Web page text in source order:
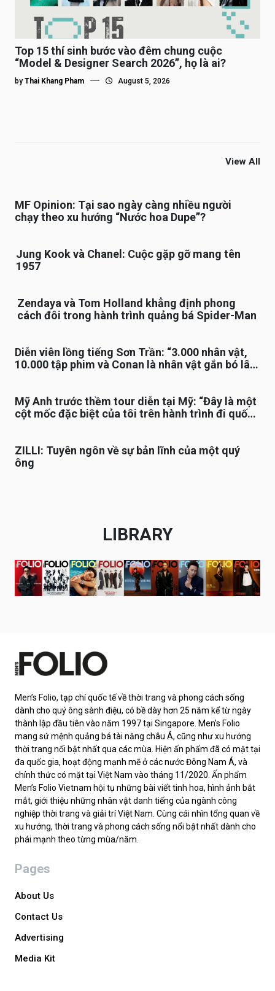
Top 15 thí sinh bước vào đêm chung cuộc
“Model & Designer Search 2026”, họ là ai?
by Thai Khang Pham August 5, 2026
View All
MF Opinion: Tại sao ngày càng nhiều người
chạy theo xu hướng “Nước hoa Dupe”?
Jung Kook và Chanel: Cuộc gặp gỡ mang tên
1957
Zendaya và Tom Holland khẳng định phong
cách đôi trong hành trình quảng bá Spider-Man
Diễn viên lồng tiếng Sơn Trần: “3.000 nhân vật,
10.000 tập phim và Conan là nhân vật gắn bó lâu
Mỹ Anh trước thềm tour diễn tại Mỹ: “Đây là một
cột mốc đặc biệt của tôi trên hành trình đi quốc
ZILLI: Tuyên ngôn về sự bản lĩnh của một quý
ông
LIBRARY
Men’s Folio, tạp chí quốc tế về thời trang và phong cách sống
dành cho quý ông sành điệu, có bề dày hơn 25 năm kể từ ngày
thành lập đầu tiên vào năm 1997 tại Singapore. Men’s Folio
mang sứ mệnh quảng bá tài năng châu Á, cũng như xu hướng
thời trang nổi bật nhất qua các mùa. Hiện ấn phẩm đã có mặt tại
đa quốc gia, hoạt động mạnh mẽ ở các nước Đông Nam Á, và
chính thức có mặt tại Việt Nam vào tháng 11/2020. Ấn phẩm
Men’s Folio Vietnam hội tụ những bài viết tinh hoa, hình ảnh bắt
mắt, giới thiệu những nhân vật danh tiếng của ngành công
nghiệp thời trang và giải trí Việt Nam. Cùng cái nhìn tổng quan về
xu hướng, thời trang và phong cách sống nổi bật nhất dành cho
phái mạnh theo từng mùa/năm.
Pages
About Us
Contact Us
Advertising
Media Kit